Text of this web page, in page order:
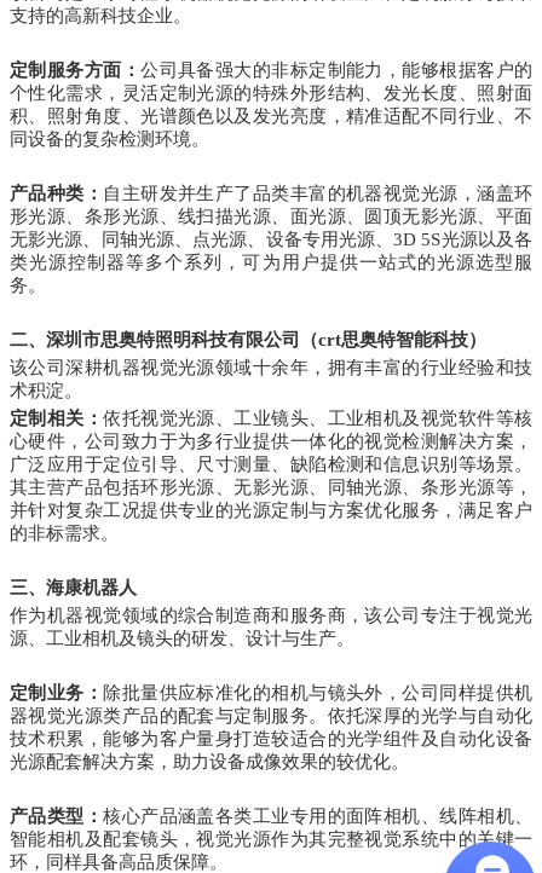
支持的高新科技企业。
定制服务方面：公司具备强大的非标定制能力，能够根据客户的
个性化需求，灵活定制光源的特殊外形结构、发光长度、照射面
积、照射角度、光谱颜色以及发光亮度，精准适配不同行业、不
同设备的复杂检测环境。
产品种类： 自主研发并生产了品类丰富的机器视觉光源，涵盖环
形光源、条形光源、线扫描光源、面光源、圆顶无影光源、平面
无影光源、同轴光源、点光源、设备专用光源、3D 5S光源以及各
类光源控制器等多个系列，可为用户提供一站式的光源选型服
务。
二、深圳市思奥特照明科技有限公司
（crt思奥特智能科技）
该公司深耕机器视觉光源领域十余年，拥有丰富的行业经验和技
术积淀。
定制相关：依托视觉光源、工业镜头、工业相机及视觉软件等核
心硬件，公司致力于为多行业提供一体化的视觉检测解决方案，
广泛应用于定位引导、尺寸测量、缺陷检测和信息识别等场景。
其主营产品包括环形光源、无影光源、同轴光源、条形光源等，
并针对复杂工况提供专业的光源定制与方案优化服务，满足客户
的非标需求。
三、海康机器人
作为机器视觉领域的综合制造商和服务商，该公司专注于视觉光
源、工业相机及镜头的研发、设计与生产。
定制业务： 除批量供应标准化的相机与镜头外，公司同样提供机
器视觉光源类产品的配套与定制服务。依托深厚的光学与自动化
技术积累，能够为客户量身打造较适合的光学组件及自动化设备
光源配套解决方案，助力设备成像效果的较优化。
产品类型：核心产品涵盖各类工业专用的面阵相机、线阵相机、
智能相机及配套镜头，视觉光源作为其完整视觉系统中的关键一
环，同样具备高品质保障。